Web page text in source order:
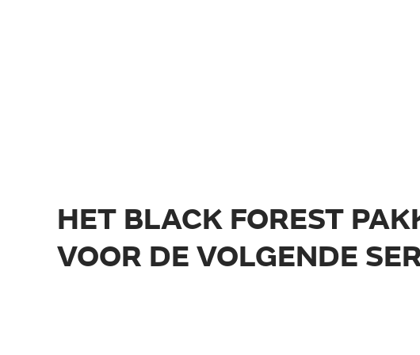
HET BLACK FOREST
VOOR DE VOLGENDE
CAMPEO C